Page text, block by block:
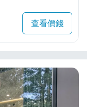
查看價錢